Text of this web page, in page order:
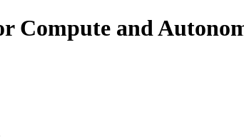
Compute and